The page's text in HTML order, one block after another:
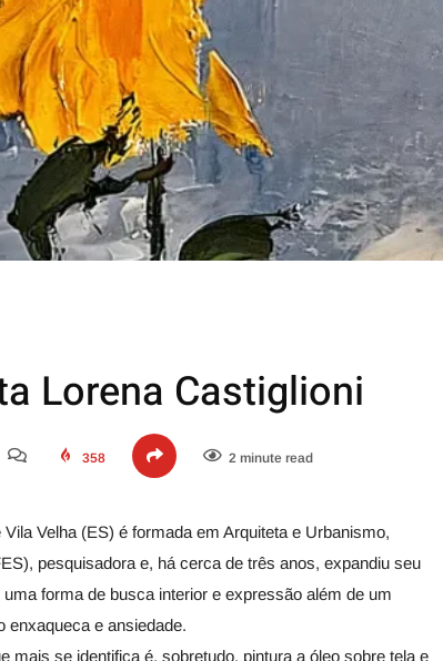
Lorena Castiglioni
358 2 minute read
Velha (ES) é formada em Arquiteta e Urbanismo,
pesquisadora e, há cerca de três anos, expandiu seu
forma de busca interior e expressão além de um
enxaqueca e ansiedade.
mais se identifica é, sobretudo, pintura a óleo sobre tela e